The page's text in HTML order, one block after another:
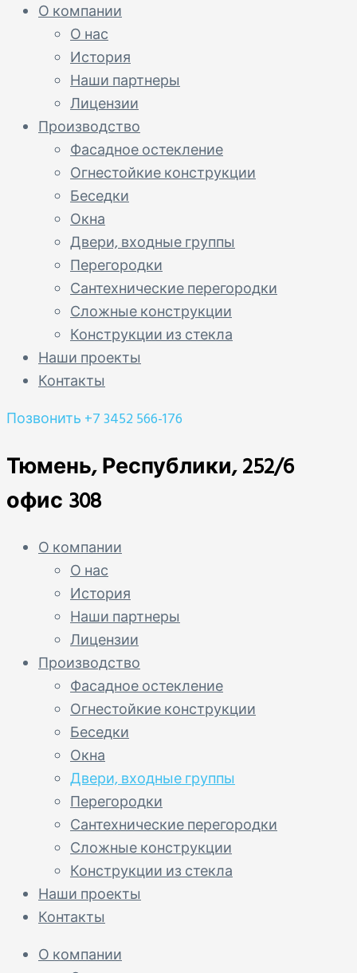
О компании
О нас
История
Наши партнеры
Лицензии
Производство
Фасадное остекление
Огнестойкие конструкции
Беседки
Окна
Двери, входные группы
Перегородки
Сантехнические перегородки
Сложные конструкции
Конструкции из стекла
Наши проекты
Контакты
Позвонить +7 3452 566-176
Тюмень, Республики, 252/6
офис 308
О компании
О нас
История
Наши партнеры
Лицензии
Производство
Фасадное остекление
Огнестойкие конструкции
Беседки
Окна
Двери, входные группы
Перегородки
Сантехнические перегородки
Сложные конструкции
Конструкции из стекла
Наши проекты
Контакты
О компании